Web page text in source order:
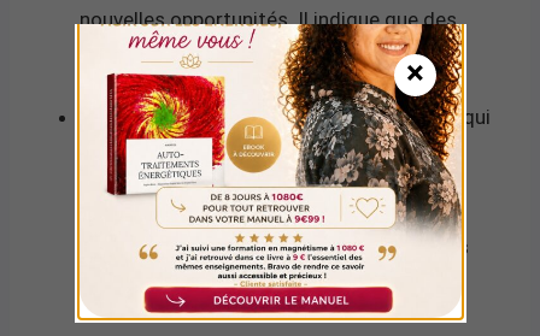
nouvelles opportunités. Il indique que des
changements positifs sont à venir et que
vous devriez les accueillir avec optimisme.
Somme 6:La somme de 1+4+5+1 est 11, qui
se réduit ensuite à 2 (1+1). Le nombre 2
évoque l’équilibre, l’harmonie et la
coopération. Il vous invite à travailler en
partenariat et à rechercher l’unité dans vos
×